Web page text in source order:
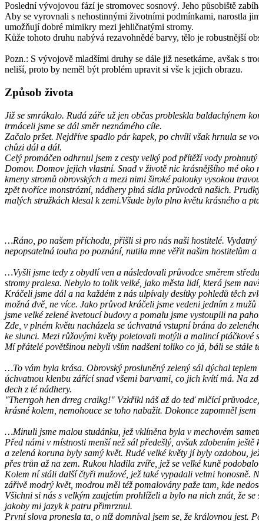
Poslední vývojovou fází je stromovec sosnový. Jeho působiště
Aby se vyrovnali s nehostinnými životními podmínkami, narostla
umožňují dobré mimikry mezi jehličnatými stromy.
Kůže tohoto druhu nabývá rezavohnědé barvy, tělo je robustnější
Pozn.: S vývojově mladšími druhy se dále již nesetkáme, avšak s
neliší, proto by neměl být problém upravit si vše k jejich obrazu.
Způsob života
Již se smrákalo. Rudá záře už jen občas probleskla baldachýnem
trmáceli jsme se dál směr neznámého cíle.
Začalo pršet. Nejdříve spadlo pár kapek, po chvíli však hrnula se
chůzi dál a dál.
Celý promáčen odhrnul jsem z cesty velký pod přítěží vody
Domov. Domov jejich vlastní. Snad v životě nic krásnějšího mé
kmeny stromů obrovských a mezi nimi široké palouky vysokou
zpět tvoříce monstrózní, nádhery plná sídla průvodců našich.
malých stružkách klesal k zemi.Všude bylo plno květu krásného a
…Ráno, po našem příchodu, přišli si pro nás naši hostitelé.
nepopsatelná touha po poznání, nutila mne věřit našim hostitelům
…Vyšli jsme tedy z obydlí ven a následovali průvodce směrem
stromy pralesa. Nebylo to tolik velké, jako města lidí, která jsem
Kráčeli jsme dál a na každém z nás ulpívaly desítky pohledů těch
možná dvě, ne více. Jako průvod kráčeli jsme vedeni jedním z
jsme velké zelené kvetoucí budovy a pomalu jsme vystoupili na
Zde, v plném květu nacházela se úchvatná vstupní brána do
ke slunci. Mezi růžovými květy poletovali motýli a malincí ptáčkové
Mí přátelé povětšinou nebyli vším nadšeni toliko co já, báli se
…To vám byla krása. Obrovský prosluněný zelený sál dýchal
úchvatnou klenbu zářící snad všemi barvami, co jich kvítí má. Na
dech z té nádhery.
"Therrgoh hen drreg craikg!" Vzkřikl náš až do teď mlčící
krásné kolem, nemohouce se toho nabažit. Dokonce zapomněl
…Minuli jsme malou studánku, jež vklíněna byla v mechovém
Před námi v místnosti menší než sál předešlý, avšak zdobením
a zelená koruna byly samý květ. Rudé velké květy jí byly ozdobou,
přes trůn až na zem. Rukou hladila zvíře, jež se velké kuně
Kolem ní stáli další čtyři mužové, jež také vypadali velmi honosně.
zářivě modrý květ, modrou měl též pomalovány paže tam, kde
Všichni si nás s velkým zaujetím prohlíželi a bylo na nich znát, že
jakoby mi jazyk k patru přimrznul.
První slova pronesla ta, o níž domníval jsem se, že královnou jest.